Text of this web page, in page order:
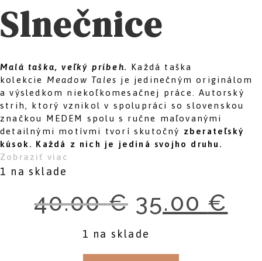
Slnečnice
Malá taška, veľký príbeh. Každá taška
kolekcie Meadow Tales je jedinečným originálom
a výsledkom niekoľkomesačnej práce. Autorský
strih, ktorý vznikol v spolupráci so slovenskou
značkou MEDEM spolu s ručne maľovanými
detailnými motívmi tvorí skutočný zberateľský
kúsok. Každá z nich je jediná svojho druhu.
Zobraziť viac
1 na sklade
40.00€
cena
bola:
35.00 € je:
1 na sklade